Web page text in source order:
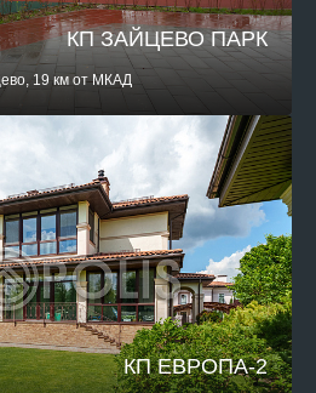
КП ЗАЙЦЕВО ПАРК
19 км от МКАД
КП ЕВРОПА-2